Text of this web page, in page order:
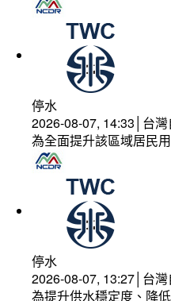
停水
2026-08-07, 14:33│台
為全面提升該區域居民
停水
2026-08-07, 13:27│台
為提升供水穩定度、降